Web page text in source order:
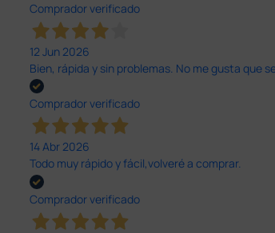
Comprador verificado
12 Jun 2026
Bien, rápida y sin problemas. No me gusta que
Comprador verificado
14 Abr 2026
Todo muy rápido y fácil,volveré a comprar.
Comprador verificado